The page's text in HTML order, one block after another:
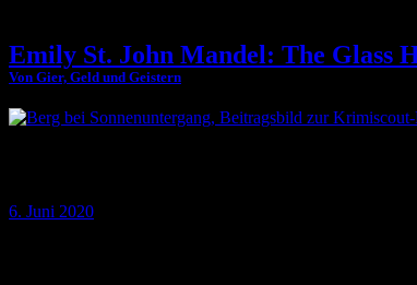
Emily St. John Mandel: The Glass
Von Gier, Geld und Geistern
6. Juni 2020